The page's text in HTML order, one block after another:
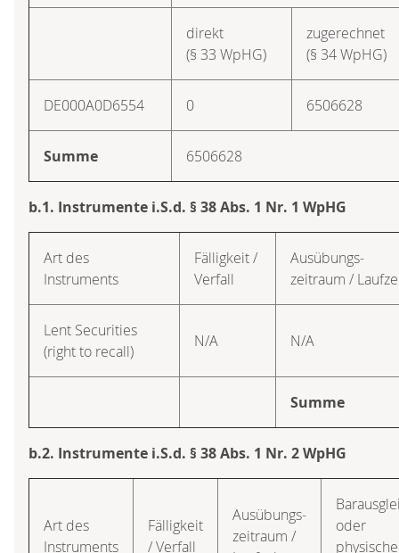
direkt
(§ 33 WpHG)
zugerechnet
(§ 34 WpHG)
DE000A0D6554 0 6506628
Summe 6506628
b.1. Instrumente i.S.d. § 38 Abs. 1 Nr. 1 WpHG
Art des
Instruments
Fälligkeit /
Verfall
Ausübungs­
zeitraum /
Lent Securities
(right to recall)
N/A N/A
Summe
b.2. Instrumente i.S.d. § 38 Abs. 1 Nr. 2 WpHG
Art des
Instruments
Fälligkeit
/ Verfall
Ausübungs­
zeitraum /
oder
physische